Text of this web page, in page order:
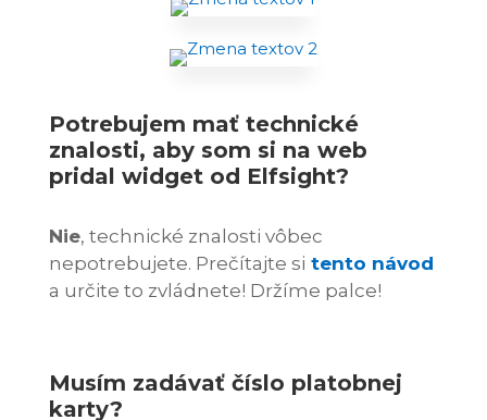
Potrebujem mať technické
znalosti, aby som si na web
pridal widget od Elfsight?
Nie, technické znalosti vôbec
nepotrebujete. Prečítajte si tento návod
a určite to zvládnete! Držíme palce!
Musím zadávať číslo platobnej
karty?